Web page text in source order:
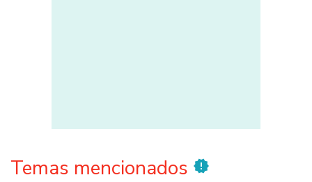
Temas mencionados new_releases